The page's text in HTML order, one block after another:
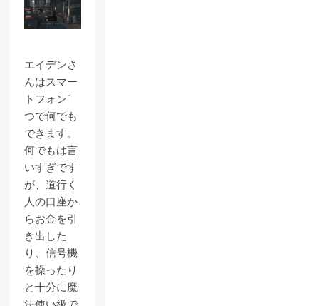
エイデンさ
んはスマー
トフォン1
つで何でも
できます。
何でもは言
いすぎです
が、道行く
人の口座か
らお金を引
き出した
り、信号機
を操ったり
と十分に魔